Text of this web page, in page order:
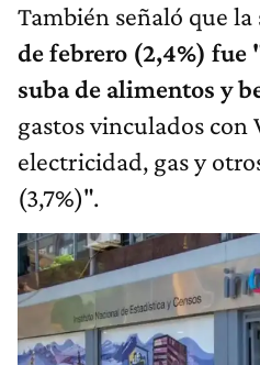
También señaló que la
de febrero (2,4%) fue
suba de alimentos y
gastos vinculados con
electricidad, gas y
(3,7%)".